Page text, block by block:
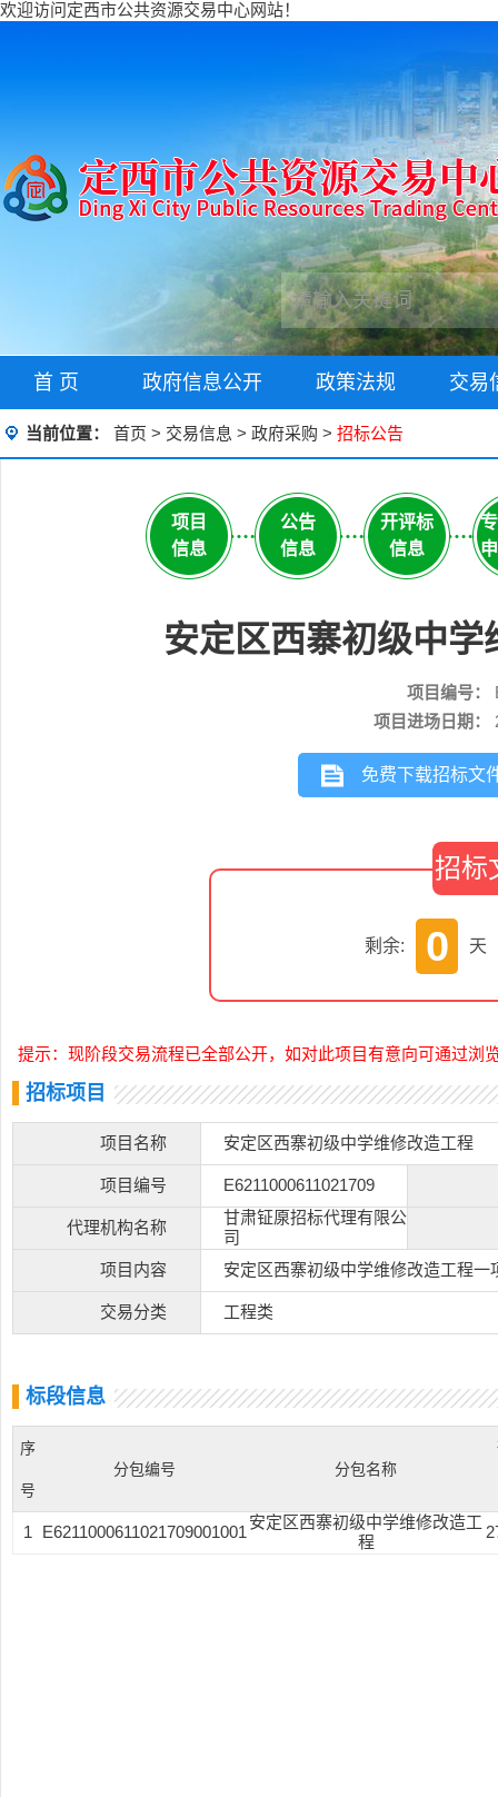
欢迎访问定西市公共资源交易中心网站！
首 页 政府信息公开 政策法规 交易
当前位置： 首页 > 交易信息 > 政府采购 > 招标公告
项目
信息
公告
信息
开评标
信息
安定区西寨初级中
项目编号：
项目进场日期：
免费下载招标文
招标
剩余: 0 天
提示：现阶段交易流程已全部公开，如对此项目有意向可通过浏
招标项目
项目名称 安定区西寨初级中学维修改造工程
项目编号 E6211000611021709
代理机构名称
甘肃钲厡招标代理有限公
司
项目内容
安定区西寨初级中学维修改造工程一
交易分类 工程类
标段信息
序
号
分包编号 分包名称
1 E6211000611021709001001
安定区西寨初级中学维修改造工
程